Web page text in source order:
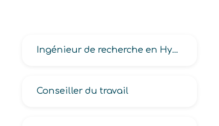
Ingénieur de recherche en Hygiène, Sécurité et Environnement en industrie
Conseiller du travail